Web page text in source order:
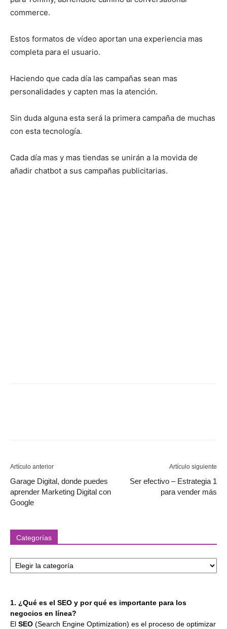
commerce.
Estos formatos de vídeo aportan una experiencia mas
completa para el usuario.
Haciendo que cada día las campañas sean mas
personalidades y capten mas la atención.
Sin duda alguna esta será la primera campaña de muchas
con esta tecnología.
Cada día mas y mas tiendas se unirán a la movida de
añadir chatbot a sus campañas publicitarias.
Artículo anterior
Garage Digital, donde puedes
aprender Marketing Digital con
Google
Artículo siguiente
Ser efectivo – Estrategia 1
para vender más
Categorías
Categorías
1. ¿Qué es el SEO y por qué es importante para los
negocios en línea?
El SEO (Search Engine Optimization) es el proceso de optimizar